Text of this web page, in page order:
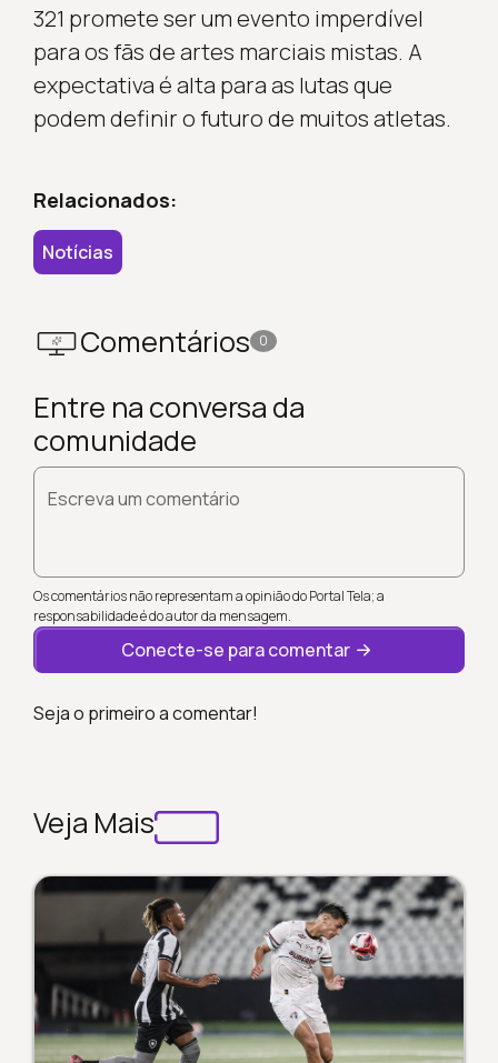
321 promete ser um evento imperdível
para os fãs de artes marciais mistas. A
expectativa é alta para as lutas que
podem definir o futuro de muitos atletas.
Relacionados:
Notícias
Comentários 0
Entre na conversa da
comunidade
Escreva um comentário
Os comentários não representam a opinião do Portal Tela; a
responsabilidade é do autor da mensagem.
Conecte-se para comentar
Seja o primeiro a comentar!
Veja Mais